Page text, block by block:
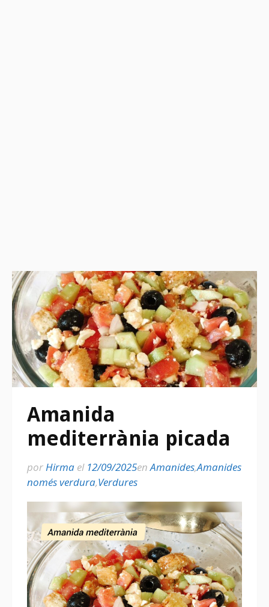
Amanida
mediterrània picada
porHirma el 12/09/2025enAmanides,Amanides
només verdura,Verdures